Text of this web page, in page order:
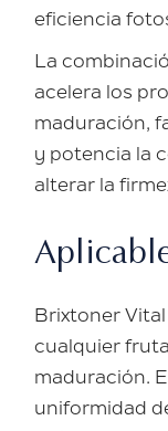
eficiencia
La
acelera los
maduración,
y potencia la
alterar la
Brixtoner
cualquier
maduración.
uniformidad